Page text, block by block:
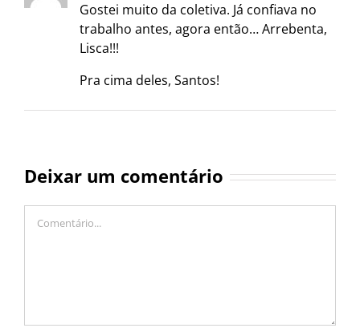
Gostei muito da coletiva. Já confiava no
trabalho antes, agora então… Arrebenta,
Lisca!!!
Pra cima deles, Santos!
Deixar um comentário